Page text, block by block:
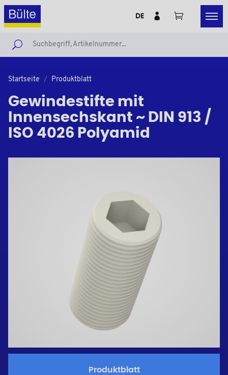
DE
Startseite Produktblatt
Gewindestifte mit
Innensechskant ~ DIN 913 /
ISO 4026 Polyamid
Produktblatt